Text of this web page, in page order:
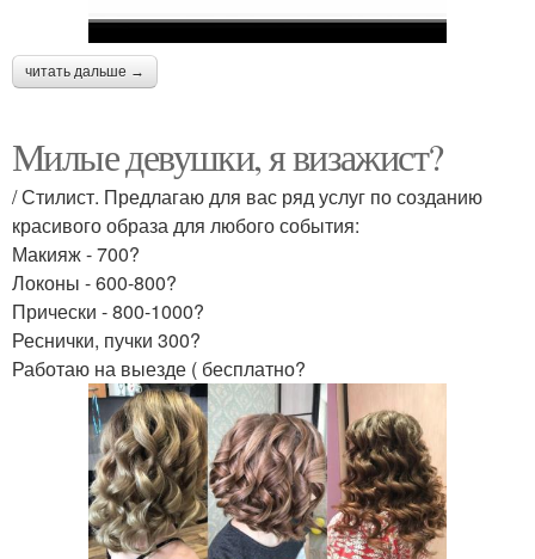
читать дальше →
Милые девушки, я визажист?
/ Стилист. Предлагаю для вас ряд услуг по созданию
красивого образа для любого события:
Макияж - 700?
Локоны - 600-800?
Прически - 800-1000?
Реснички, пучки 300?
Работаю на выезде ( бесплатно?